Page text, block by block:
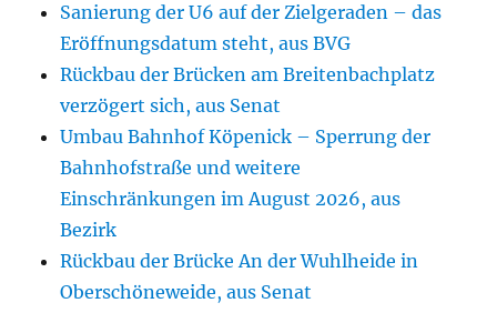
Sanierung der U6 auf der Zielgeraden – das
Eröffnungsdatum steht, aus BVG
Rückbau der Brücken am Breitenbachplatz
verzögert sich, aus Senat
Umbau Bahnhof Köpenick – Sperrung der
Bahnhofstraße und weitere
Einschränkungen im August 2026, aus
Bezirk
Rückbau der Brücke An der Wuhlheide in
Oberschöneweide, aus Senat